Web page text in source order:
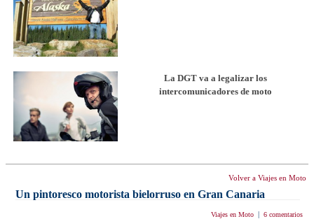
La DGT va a legalizar los
intercomunicadores de moto
Volver a Viajes en Moto
Un pintoresco motorista bielorruso en Gran Canaria
Viajes en Moto| 6 comentarios